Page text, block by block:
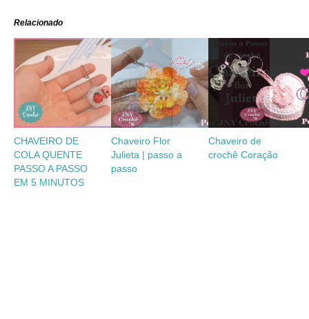
Relacionado
CHAVEIRO DE
COLA QUENTE
PASSO A PASSO
EM 5 MINUTOS
Chaveiro Flor
Julieta | passo a
passo
Chaveiro de
crochê Coração